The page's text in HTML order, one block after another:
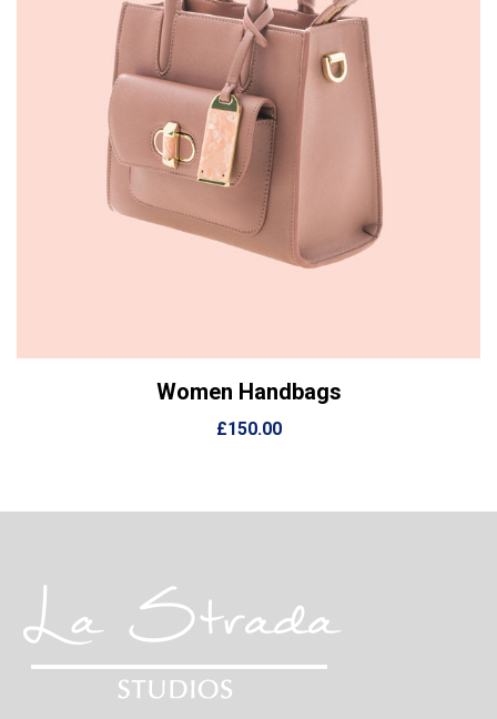
View Details Προσθήκη στο καλάθι
Women Handbags
£150.00